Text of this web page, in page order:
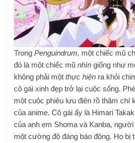
Trong Penguindrum, một chiếc mũ
đó là một chiếc mũ nhìn giống như
không phải mộtthực hiện ra khỏi
cô gái xinh đẹp trở lại cuộc sống.
một cuộc phiêu lưu điên rồ thậm chí
của anime. Cô gái ấy là Himari
của anh em Shoma và Kanba,
một cường độ đáng báo động. Họ bị